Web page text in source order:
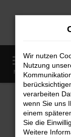
Zum
MENÜ
Startseite
Wir nutzen
Nutzung
verarbeiten
wenn Sie uns
einem
Sie die
Weitere